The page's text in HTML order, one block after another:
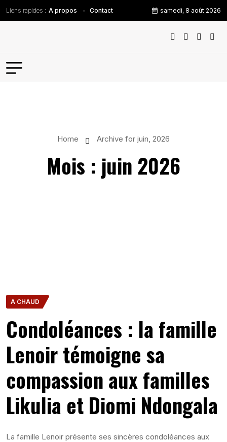
Liens rapides : A propos Contact samedi, 8 août 2026
Home Archive for juin, 2026
Mois : juin 2026
A CHAUD
Condoléances : la famille
Lenoir témoigne sa
compassion aux familles
Likulia et Diomi Ndongala
La famille Lenoir présente ses sincères condoléances aux